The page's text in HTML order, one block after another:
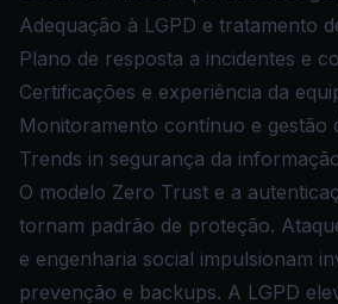
Adequação à LGPD e tratamento
Plano de resposta a incidentes e
Certificações e experiência da
Monitoramento contínuo e gestão
Trends in segurança da
O modelo Zero Trust e a
tornam padrão de proteção.
e engenharia social impulsionam
prevenção e backups. A LGPD